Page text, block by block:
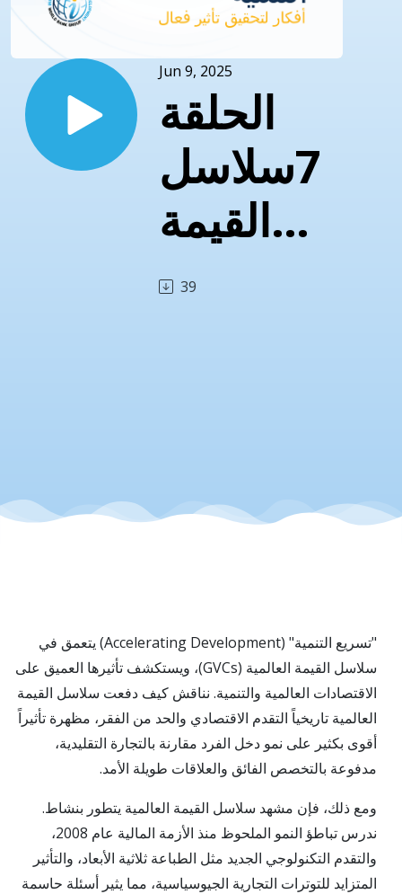
Jun 9, 2025
الحلقة
7سلاسل
القيمة
العالمية،
الاقتصادي
39
"تسريع التنمية" (Accelerating Development) يتعمق في
سلاسل القيمة العالمية (GVCs)، ويستكشف تأثيرها العميق على
الاقتصادات العالمية والتنمية. نناقش كيف دفعت سلاسل القيمة
العالمية تاريخياً التقدم الاقتصادي والحد من الفقر، مظهرة تأثيراً
أقوى بكثير على نمو دخل الفرد مقارنة بالتجارة التقليدية،
مدفوعة بالتخصص الفائق والعلاقات طويلة الأمد.
ومع ذلك، فإن مشهد سلاسل القيمة العالمية يتطور بنشاط.
ندرس تباطؤ النمو الملحوظ منذ الأزمة المالية عام 2008،
والتقدم التكنولوجي الجديد مثل الطباعة ثلاثية الأبعاد، والتأثير
المتزايد للتوترات التجارية الجيوسياسية، مما يثير أسئلة حاسمة